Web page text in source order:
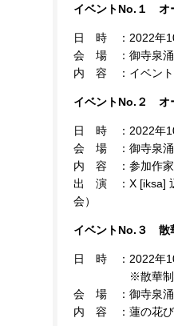
イベントNo.１ オ
日 時 ：2022年10
会 場 ：御寺泉涌
内 容 ：イベント
イベントNo.２ オ
日 時 ：2022年10
会 場 ：御寺泉涌
内 容 ：参加作家
出 演 ：X [iksa] 辺
会）
イベントNo.３ 散
日 時 ：2022年10
※散華制作は拝
会 場 ：御寺泉涌
内 容 ：蓮の花び